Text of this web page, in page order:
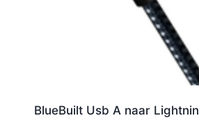
BlueBuilt Usb A naar